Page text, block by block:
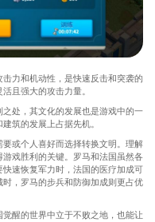
力和机动性，是快速反击和突袭的
且强大的攻击力量。
处，其文化的发展也是游戏中的一
筑的发展上占据先机。
或个人喜好而选择转换文明。理解
戏胜利的关键。罗马和法国虽然各
速恢复军力时，法国的医疗加成可
，罗马的步兵和防御加成则更占优
醒的世界中立于不败之地，也能让